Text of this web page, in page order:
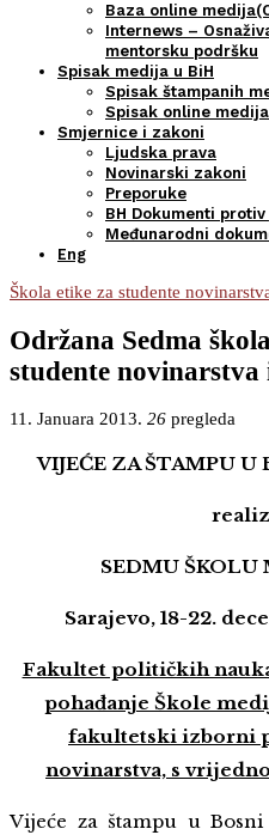
Baza online
Internews –
mentorsku podršku
Spisak medija u BiH
Spisak štampanih
Spisak online
Smjernice i zakoni
Ljudska prava
Novinarski zakoni
Preporuke
BH Dokumenti
Međunarodni
Eng
Škola etike za studente
Održana Sedma
studente novinarstva
11. Januara 2013. 26 pregleda
VIJEĆE ZA ŠTAMPU
SEDMU ŠKOLU
Sarajevo, 18-22.
Fakultet političkih
pohađanje Škole
fakultetski izborni
novinarstva, s
Vijeće za štampu u